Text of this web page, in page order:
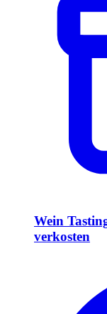
Wein
verkosten